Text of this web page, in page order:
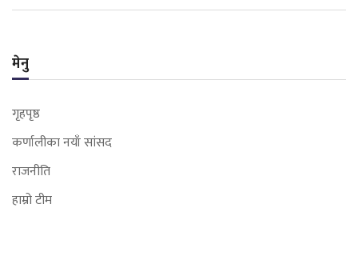
मेनु
गृहपृष्ठ
कर्णालीका नयाँ सांसद
राजनीति
हाम्रो टीम